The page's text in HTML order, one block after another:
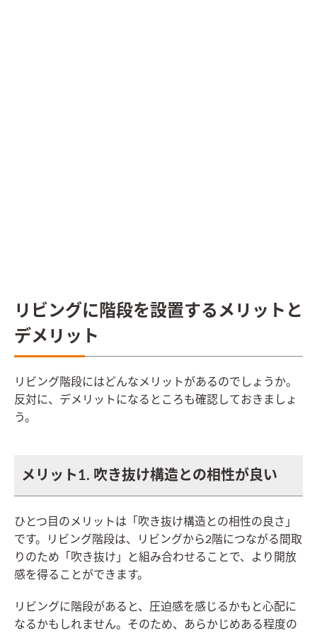
リビングに階段を設置するメリットと
デメリット
リビング階段にはどんなメリットがあるのでしょうか。
反対に、デメリットになるところも確認しておきましょ
う。
メリット1. 吹き抜け構造との相性が良い
ひとつ目のメリットは「吹き抜け構造との相性の良さ」
です。リビング階段は、リビングから2階につながる間取
りのため「吹き抜け」と組み合わせることで、より開放
感を得ることができます。
リビングに階段があると、圧迫感を感じるかもと心配に
なるかもしれません。そのため、あらかじめある程度の